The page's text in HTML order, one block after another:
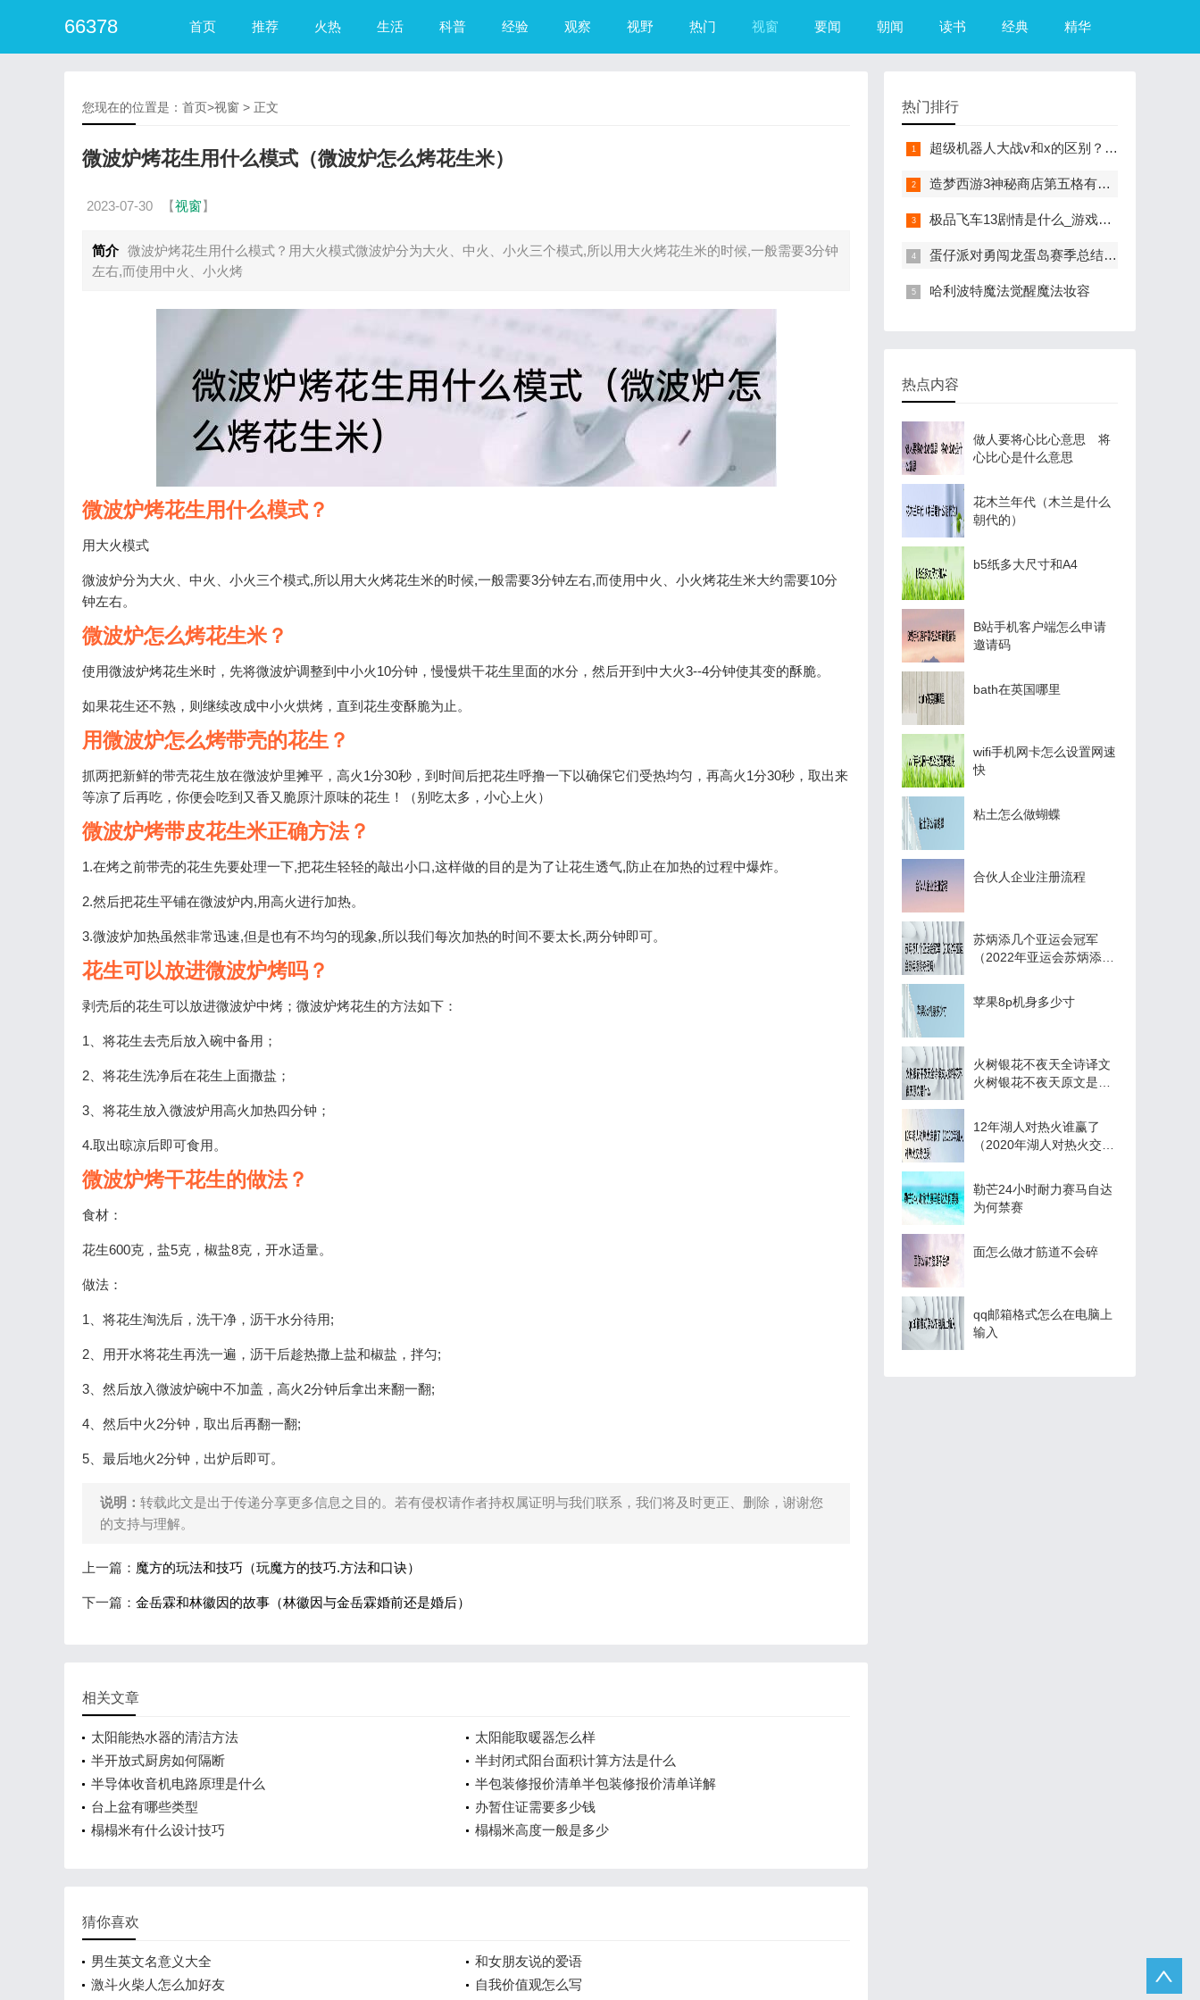
66378 首页 推荐 火热 生活 科普 经验 观察 视野 热门 视窗 要闻 朝闻 读书 经典 精华
您现在的位置是： 首页>视窗 > 正文
微波炉烤花生用什么模式（微波炉怎么烤花生米）
2023-07-30 【视窗】
简介 微波炉烤花生用什么模式？用大火模式微波炉分为大火、中火、小火三个模式,所以用大火烤花生米的时候,一般需要3分钟
左右,而使用中火、小火烤
微波炉烤花生用什么模式？
用大火模式
微波炉分为大火、中火、小火三个模式,所以用大火烤花生米的时候,一般需要3分钟左右,而使用中火、小火烤花生米大约需要10分
钟左右。
微波炉怎么烤花生米？
使用微波炉烤花生米时，先将微波炉调整到中小火10分钟，慢慢烘干花生里面的水分，然后开到中大火3--4分钟使其变的酥脆。
如果花生还不熟，则继续改成中小火烘烤，直到花生变酥脆为止。
用微波炉怎么烤带壳的花生？
抓两把新鲜的带壳花生放在微波炉里摊平，高火1分30秒，到时间后把花生呼撸一下以确保它们受热均匀，再高火1分30秒，取出来
等凉了后再吃，你便会吃到又香又脆原汁原味的花生！（别吃太多，小心上火）
微波炉烤带皮花生米正确方法？
1.在烤之前带壳的花生先要处理一下,把花生轻轻的敲出小口,这样做的目的是为了让花生透气,防止在加热的过程中爆炸。
2.然后把花生平铺在微波炉内,用高火进行加热。
3.微波炉加热虽然非常迅速,但是也有不均匀的现象,所以我们每次加热的时间不要太长,两分钟即可。
花生可以放进微波炉烤吗？
剥壳后的花生可以放进微波炉中烤；微波炉烤花生的方法如下：
1、将花生去壳后放入碗中备用；
2、将花生洗净后在花生上面撒盐；
3、将花生放入微波炉用高火加热四分钟；
4.取出晾凉后即可食用。
微波炉烤干花生的做法？
食材：
花生600克，盐5克，椒盐8克，开水适量。
做法：
1、将花生淘洗后，洗干净，沥干水分待用;
2、用开水将花生再洗一遍，沥干后趁热撒上盐和椒盐，拌匀;
3、然后放入微波炉碗中不加盖，高火2分钟后拿出来翻一翻;
4、然后中火2分钟，取出后再翻一翻;
5、最后地火2分钟，出炉后即可。
说明： 转载此文是出于传递分享更多信息之目的。若有侵权请作者持权属证明与我们联系，我们将及时更正、删除，谢谢您
的支持与理解。
上一篇： 魔方的玩法和技巧（玩魔方的技巧.方法和口诀）
下一篇： 金岳霖和林徽因的故事（林徽因与金岳霖婚前还是婚后）
相关文章
太阳能热水器的清洁方法
太阳能取暖器怎么样
半开放式厨房如何隔断
半封闭式阳台面积计算方法是什么
半导体收音机电路原理是什么
半包装修报价清单半包装修报价清单详解
台上盆有哪些类型
办暂住证需要多少钱
榻榻米有什么设计技巧
榻榻米高度一般是多少
猜你喜欢
男生英文名意义大全
和女朋友说的爱语
激斗火柴人怎么加好友
自我价值观怎么写
热门排行
超级机器人大战v和x的区别？（超级机器人大战R）
造梦西游3神秘商店第五格有什么？（造梦西游3摇光石）
极品飞车13剧情是什么_游戏？（极品飞车13中文版）
蛋仔派对勇闯龙蛋岛赛季总结来咯
哈利波特魔法觉醒魔法妆容
热点内容
做人要将心比心意思 将
心比心是什么意思
花木兰年代（木兰是什么
朝代的）
b5纸多大尺寸和A4
B站手机客户端怎么申请
邀请码
bath在英国哪里
wifi手机网卡怎么设置网速
快
粘土怎么做蝴蝶
合伙人企业注册流程
苏炳添几个亚运会冠军
（2022年亚运会苏炳添能
苹果8p机身多少寸
火树银花不夜天全诗译文
火树银花不夜天原文是什
12年湖人对热火谁赢了
（2020年湖人对热火交战
勒芒24小时耐力赛马自达
为何禁赛
面怎么做才筋道不会碎
qq邮箱格式怎么在电脑上
输入